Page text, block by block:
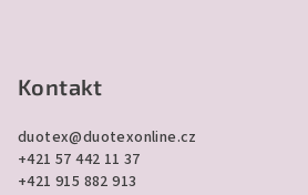
Kontakt
duotex@duotexonline.cz
+421 57 442 11 37
+421 915 882 913